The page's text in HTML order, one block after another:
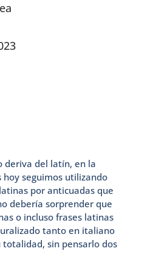
deriva del latín, en la
seguimos utilizando
por anticuadas que
debería sorprender que
o incluso frases latinas
tanto en italiano
totalidad, sin pensarlo dos